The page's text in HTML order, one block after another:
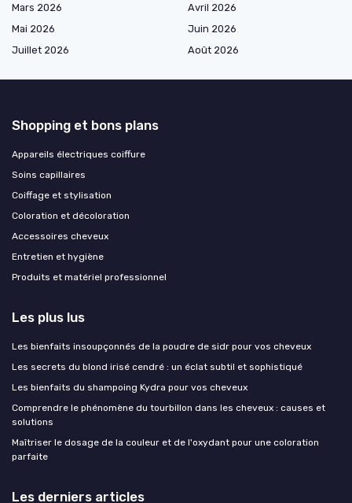
Mars 2026
Avril 2026
Mai 2026
Juin 2026
Juillet 2026
Août 2026
Shopping et bons plans
Appareils électriques coiffure
Soins capillaires
Coiffage et stylisation
Coloration et décoloration
Accessoires cheveux
Entretien et hygiène
Produits et matériel professionnel
Les plus lus
Les bienfaits insoupçonnés de la poudre de sidr pour vos cheveux
Les secrets du blond irisé cendré : un éclat subtil et sophistiqué
Les bienfaits du shampoing Kydra pour vos cheveux
Comprendre le phénomène du tourbillon dans les cheveux : causes et
solutions
Maîtriser le dosage de la couleur et de l'oxydant pour une coloration
parfaite
Les derniers articles